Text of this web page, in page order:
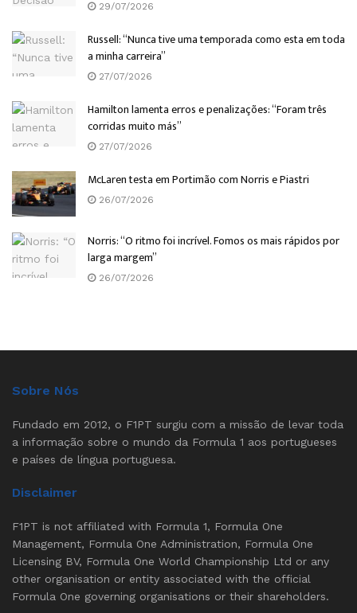
29/07/2026
Russell: “Nunca tive uma temporada como esta em toda
a minha carreira”
27/07/2026
Hamilton lamenta erros e penalizações: “Foram três
corridas muito más”
27/07/2026
McLaren testa em Portimão com Norris e Piastri
26/07/2026
Norris: “O ritmo foi incrível. Fomos os mais rápidos por
larga margem”
26/07/2026
Sobre Nós
Fundado em 2012, o F1PT surgiu com a missão de levar toda
a informação sobre o mundo da Formula 1 aos portugueses
e países de língua portuguesa.
Disclaimer
F1PT is not affiliated with Formula 1, Formula One
Management, Formula One Administration, Formula One
Licensing BV, Formula One World Championship Ltd or any
other organisation or entity associated with the official
Formula One governing organisations or their shareholders.